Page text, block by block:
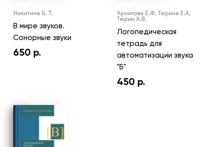
Никитина Б. Т.
В мире звуков.
Сонорные звуки
650 р.
Архипова Е.Ф, Тюрина Е.А,
Тюрин А.В.
Логопедическая
тетрадь для
автоматизации звука
"Б"
450 р.